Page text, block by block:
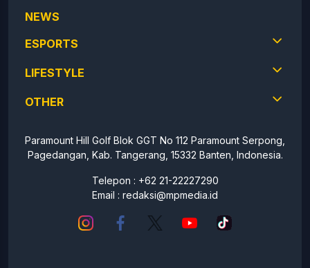
NEWS
ESPORTS
LIFESTYLE
OTHER
Paramount Hill Golf Blok GGT No 112 Paramount Serpong,
Pagedangan, Kab. Tangerang, 15332 Banten, Indonesia.
Telepon : +62 21-22227290
Email : redaksi@mpmedia.id